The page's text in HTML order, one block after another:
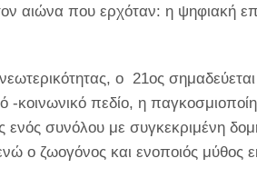
αιώνα που ερχόταν: η ψηφιακή
ο 21ος
-κοινωνικό πεδίο, η
συνόλου με συγκεκριμένη
ο ζωογόνος και ενοποιός μύθος